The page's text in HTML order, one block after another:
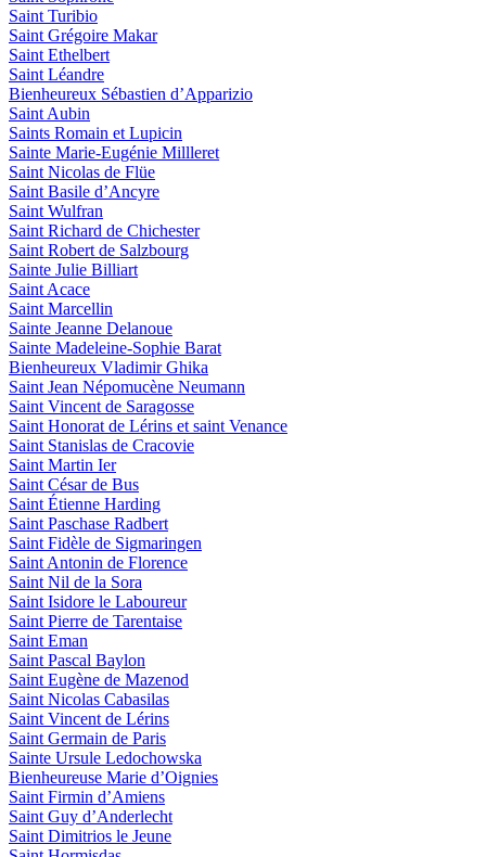
Saint Turibio
Saint Grégoire Makar
Saint Ethelbert
Saint Léandre
Bienheureux Sébastien d’Apparizio
Saint Aubin
Saints Romain et Lupicin
Sainte Marie-Eugénie Millleret
Saint Nicolas de Flüe
Saint Basile d’Ancyre
Saint Wulfran
Saint Richard de Chichester
Saint Robert de Salzbourg
Sainte Julie Billiart
Saint Acace
Saint Marcellin
Sainte Jeanne Delanoue
Sainte Madeleine-Sophie Barat
Bienheureux Vladimir Ghika
Saint Jean Népomucène Neumann
Saint Vincent de Saragosse
Saint Honorat de Lérins et saint Venance
Saint Stanislas de Cracovie
Saint Martin Ier
Saint César de Bus
Saint Étienne Harding
Saint Paschase Radbert
Saint Fidèle de Sigmaringen
Saint Antonin de Florence
Saint Nil de la Sora
Saint Isidore le Laboureur
Saint Pierre de Tarentaise
Saint Eman
Saint Pascal Baylon
Saint Eugène de Mazenod
Saint Nicolas Cabasilas
Saint Vincent de Lérins
Saint Germain de Paris
Sainte Ursule Ledochowska
Bienheureuse Marie d’Oignies
Saint Firmin d’Amiens
Saint Guy d’Anderlecht
Saint Dimitrios le Jeune